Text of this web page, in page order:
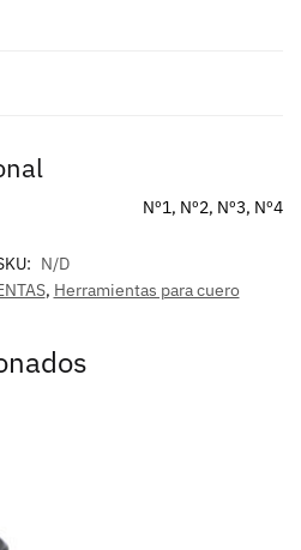
Nº1, Nº2, Nº3, Nº4
N/D
, Herramientas para cuero